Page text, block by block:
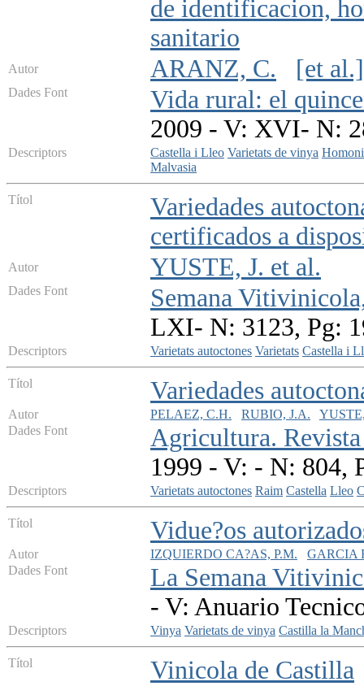
de identificacion,
sanitario
Autor ARANZ, C. [et al.]
Dades Font
Vida rural: el
2009 - V: XVI- N:
Descriptors Castella i Lleo Varietats de vinya
Malvasia
Títol
Variedades
certificados a
Autor YUSTE, J. et al.
Dades Font
Semana
LXI- N: 3123, Pg:
Descriptors Varietats autoctones Varietats Castella i
Títol Variedades
Autor PELAEZ, C.H. RUBIO, J.A.
Dades Font
Agricultura.
1999 - V: - N: 804,
Descriptors Varietats autoctones Raim Castella Lleo
Títol Vidue?os
Autor IZQUIERDO CA?AS, P.M.
GARCIA
Dades Font
La Semana
- V: Anuario
Descriptors Vinya Varietats de vinya Castilla la
Títol Vinicola de Castilla